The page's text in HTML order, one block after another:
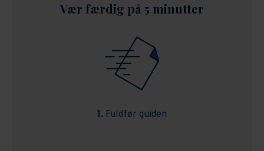
Vær færdig på 5 minutter
1. Fuldfør guiden